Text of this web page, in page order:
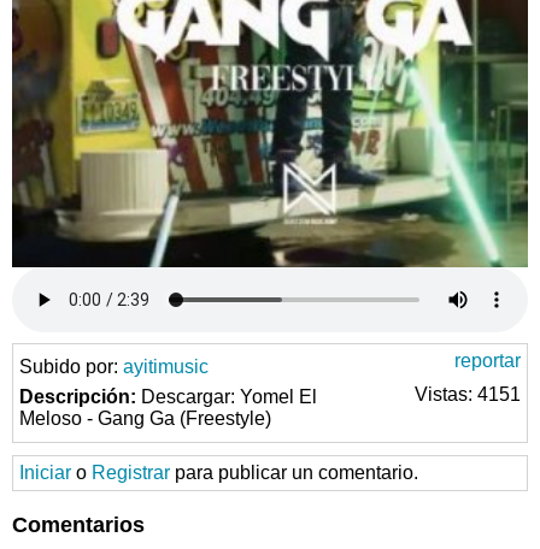
Subido por: ayitimusic
Descripción: Descargar: Yomel El
Meloso - Gang Ga (Freestyle)
reportar
Vistas: 4151
Iniciar o Registrar para publicar un comentario.
Comentarios